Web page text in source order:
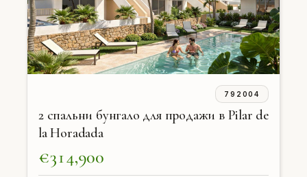
792004
2 спальни бунгало для продажи в Pilar de
la Horadada
€314,900